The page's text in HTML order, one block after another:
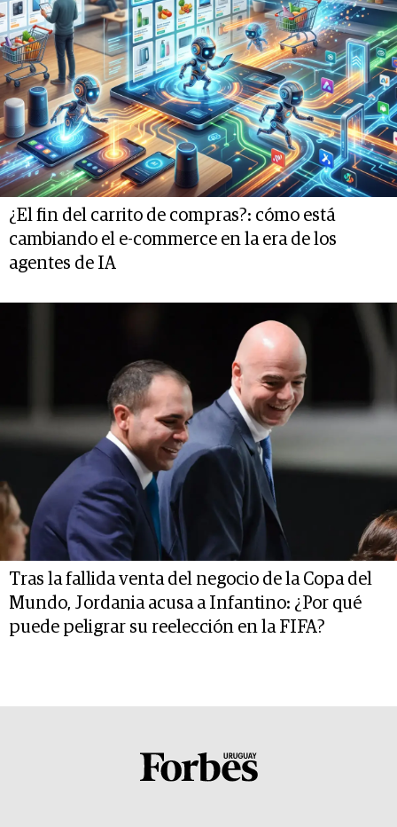
¿El fin del carrito de compras?: cómo está
cambiando el e-commerce en la era de los
agentes de IA
Tras la fallida venta del negocio de la Copa del
Mundo, Jordania acusa a Infantino: ¿Por qué
puede peligrar su reelección en la FIFA?